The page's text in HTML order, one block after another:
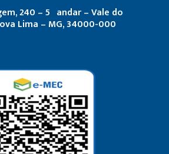
240 – 5º andar – Vale do
Lima – MG, 34000-000